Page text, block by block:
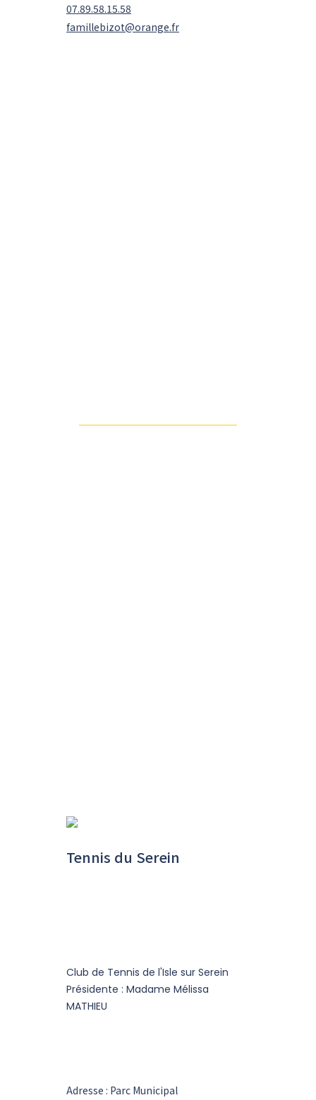
07.89.58.15.58
famillebizot@orange.fr
Tennis du Serein
Club de Tennis de l'Isle sur Serein
Présidente : Madame Mélissa
MATHIEU
Adresse : Parc Municipal